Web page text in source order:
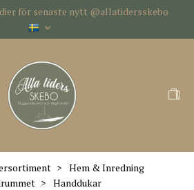
för senaste nytt @allatidersskebo
Hem & Inredning
Handdukar